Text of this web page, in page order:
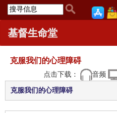
基督生命堂
克服我们的心理障碍
点击下载： 音频
克服我们的心理障碍